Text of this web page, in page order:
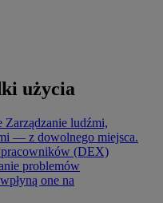
użycia
Zarządzanie ludźmi,
— z dowolnego miejsca.
(DEX)
problemów
one na